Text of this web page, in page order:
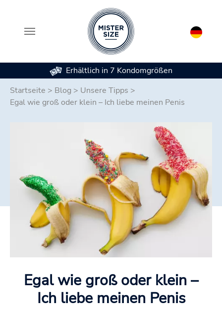
Erhältlich in 7 Kondomgrößen
Startseite > Blog > Unsere Tipps >
Egal wie groß oder klein – Ich liebe meinen Penis
Egal wie groß oder klein –
Ich liebe meinen Penis